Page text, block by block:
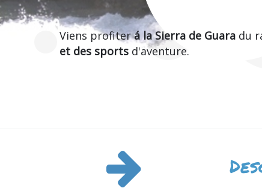
Viens profiterá la Sierra de Guara du
et des sports d'aventure.